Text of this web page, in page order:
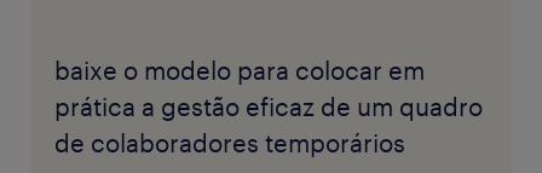
baixe o modelo para colocar em
prática a gestão eficaz de um quadro
de colaboradores temporários